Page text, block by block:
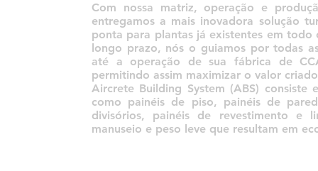
Com nossa matriz, operação e
entregamos a mais inovadora solução
ponta para plantas já existentes em todo
longo prazo, nós o guiamos por todas
até a operação de sua fábrica de
permitindo assim maximizar o valor
Aircrete Building System (ABS)
como painéis de piso, painéis de
divisórios, painéis de revestimento e
manuseio e peso leve que resultam em